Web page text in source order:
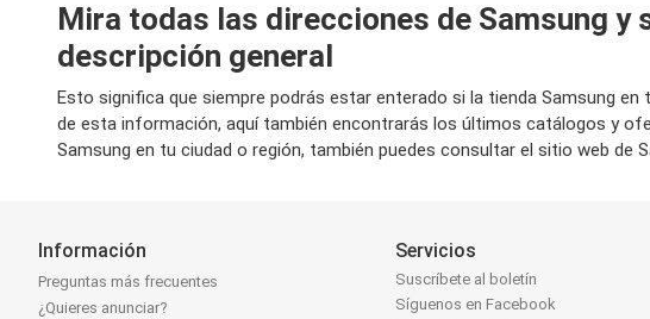
Mira todas las direcciones de Samsung
descripción general
Esto significa que siempre podrás estar enterado si la tienda Samsung
de esta información, aquí también encontrarás los últimos catálogos y
Samsung en tu ciudad o región, también puedes consultar el sitio web de
Información
Preguntas más frecuentes
¿Quieres anunciar?
Servicios
Suscríbete al boletín
Síguenos en Facebook